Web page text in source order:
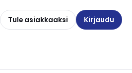
Tule asiakkaaksi Kirjaudu